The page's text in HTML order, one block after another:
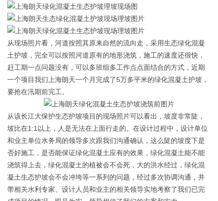
从现场照片看，河道按照其原来自然的流向走，采用生态绿化混凝
土护坡，完全可以按照河道原有的地形浇筑，施工的速度还很快，
赶工期一点问题没有，可以多班组多工作点点面结合的方式，近期
一个项目我们上海朗天一个月完成了5万多平米的绿化混凝土护坡，
要抢在汛期前完工。
从该长江大保护生态护坡项目的现场照片可以看出，坡度非常陡，
坡比在1:1以上，人是无法在上面行走的。在设计过程中，设计单位
和业主单位水务局的领导多次跟我们沟通确认，这么陡的坡度下是
否好施工，是否能保证绿化混凝土应有的效果，绿化混凝土能不能
浇筑得上去，绿化混凝土的植被会不会死，大的洪水经过，绿化混
凝土生态护坡会不会冲垮等一系列的问题，经过多次协调沟通，并
带相关水利专家、设计人员和业主的相关领导实地考察了我们已完